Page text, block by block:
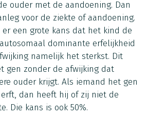
ouder met de aandoening. Dan
voor de ziekte of aandoening.
er een grote kans dat het kind de
dominante erfelijkheid
namelijk het sterkst. Dit
gen zonder de afwijking dat
ouder krijgt. Als iemand het gen
dan heeft hij of zij niet de
Die kans is ook 50%.